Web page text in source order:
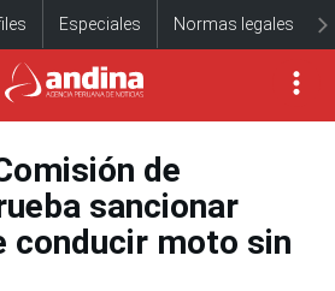
Especiales Normas legales
de
sancionar
conducir moto sin